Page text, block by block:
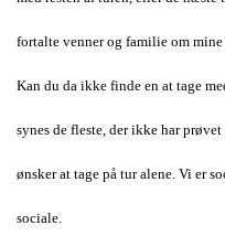
fortalte venner og familie om
Kan du da ikke finde en at tage
synes de fleste, der ikke har
ønsker at tage på tur alene. Vi er
sociale.